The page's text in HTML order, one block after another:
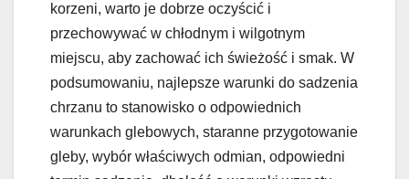
korzeni, warto je dobrze oczyścić i
przechowywać w chłodnym i wilgotnym
miejscu, aby zachować ich świeżość i smak. W
podsumowaniu, najlepsze warunki do sadzenia
chrzanu to stanowisko o odpowiednich
warunkach glebowych, staranne przygotowanie
gleby, wybór właściwych odmian, odpowiedni